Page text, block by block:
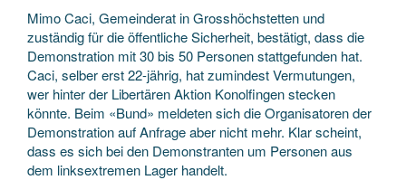
Mimo Caci, Gemeinderat in Grosshöchstetten und
zuständig für die öffentliche Sicherheit, bestätigt, dass die
Demonstration mit 30 bis 50 Personen stattgefunden hat.
Caci, selber erst 22-jährig, hat zumindest Vermutungen,
wer hinter der Libertären Aktion Konolfingen stecken
könnte. Beim «Bund» meldeten sich die Organisatoren der
Demonstration auf Anfrage aber nicht mehr. Klar scheint,
dass es sich bei den Demonstranten um Personen aus
dem linksextremen Lager handelt.